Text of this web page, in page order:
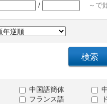
/ ～で
中国語簡体
フランス語